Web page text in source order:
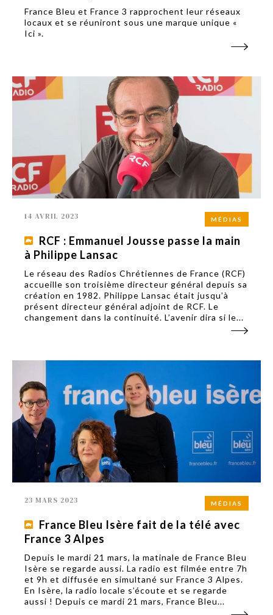
France Bleu et France 3 rapprochent leur réseaux
locaux et se réuniront sous une marque unique «
Ici ».
MÉDIAS
14 AVRIL 2023
RCF : Emmanuel Jousse passe la main
à Philippe Lansac
Le réseau des Radios Chrétiennes de France (RCF)
accueille son troisième directeur général depuis sa
création en 1982. Philippe Lansac était jusqu’à
présent directeur général adjoint de RCF. Le
changement dans la continuité. L’avenir dira si le...
MÉDIAS
23 MARS 2023
France Bleu Isère fait de la télé avec
France 3 Alpes
Depuis le mardi 21 mars, la matinale de France Bleu
Isère se regarde aussi. La radio est filmée entre 7h
et 9h et diffusée en simultané sur France 3 Alpes.
En Isère, la radio locale s’écoute et se regarde
aussi ! Depuis ce mardi 21 mars, France Bleu...